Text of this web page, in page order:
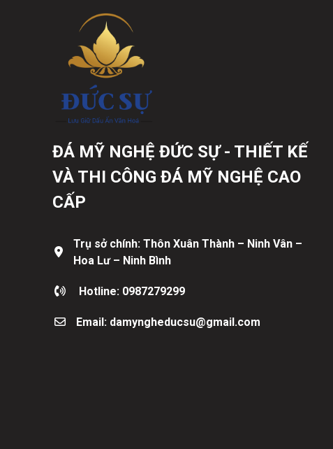
ĐÁ MỸ NGHỆ ĐỨC SỰ - THIẾT KẾ
VÀ THI CÔNG ĐÁ MỸ NGHỆ CAO
CẤP
Trụ sở chính: Thôn Xuân Thành – Ninh Vân –
Hoa Lư – Ninh Bình
Hotline: 0987279299
Email: damyngheducsu@gmail.com